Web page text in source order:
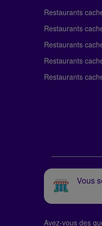
Restaurants
Restaurants
Restaurants
Restaurants
Restaurants
Vous
Avez-vous des